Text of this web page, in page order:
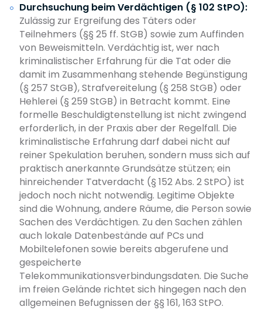
Durchsuchung beim Verdächtigen (§ 102 StPO):
Zulässig zur Ergreifung des Täters oder
Teilnehmers (§§ 25 ff. StGB) sowie zum Auffinden
von Beweismitteln. Verdächtig ist, wer nach
kriminalistischer Erfahrung für die Tat oder die
damit im Zusammenhang stehende Begünstigung
(§ 257 StGB), Strafvereitelung (§ 258 StGB) oder
Hehlerei (§ 259 StGB) in Betracht kommt. Eine
formelle Beschuldigtenstellung ist nicht zwingend
erforderlich, in der Praxis aber der Regelfall. Die
kriminalistische Erfahrung darf dabei nicht auf
reiner Spekulation beruhen, sondern muss sich auf
praktisch anerkannte Grundsätze stützen; ein
hinreichender Tatverdacht (§ 152 Abs. 2 StPO) ist
jedoch noch nicht notwendig. Legitime Objekte
sind die Wohnung, andere Räume, die Person sowie
Sachen des Verdächtigen. Zu den Sachen zählen
auch lokale Datenbestände auf PCs und
Mobiltelefonen sowie bereits abgerufene und
gespeicherte
Telekommunikationsverbindungsdaten. Die Suche
im freien Gelände richtet sich hingegen nach den
allgemeinen Befugnissen der §§ 161, 163 StPO.